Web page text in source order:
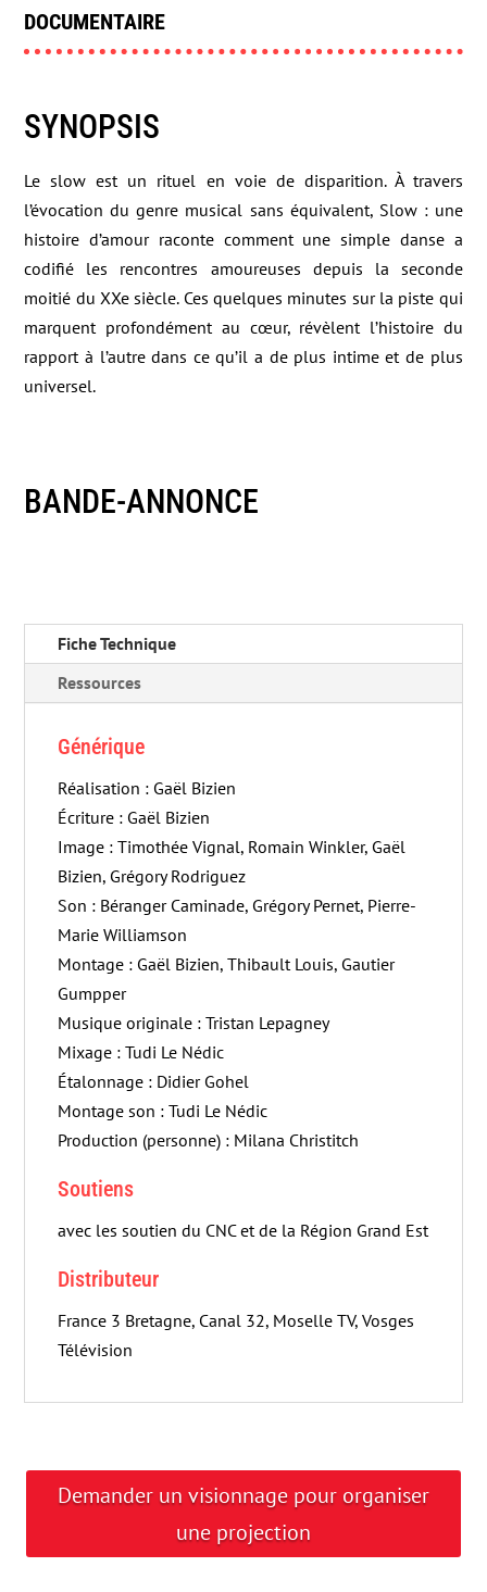
DOCUMENTAIRE
SYNOPSIS
Le slow est un rituel en voie de disparition. À travers
l’évocation du genre musical sans équivalent, Slow : une
histoire d’amour raconte comment une simple danse a
codifié les rencontres amoureuses depuis la seconde
moitié du XXe siècle. Ces quelques minutes sur la piste qui
marquent profondément au cœur, révèlent l’histoire du
rapport à l’autre dans ce qu’il a de plus intime et de plus
universel.
BANDE-ANNONCE
Fiche Technique
Ressources
Générique
Réalisation : Gaël Bizien
Écriture : Gaël Bizien
Image : Timothée Vignal, Romain Winkler, Gaël
Bizien, Grégory Rodriguez
Son : Béranger Caminade, Grégory Pernet, Pierre-
Marie Williamson
Montage : Gaël Bizien, Thibault Louis, Gautier
Gumpper
Musique originale : Tristan Lepagney
Mixage : Tudi Le Nédic
Étalonnage : Didier Gohel
Montage son : Tudi Le Nédic
Production (personne) : Milana Christitch
Soutiens
avec les soutien du CNC et de la Région Grand Est
Distributeur
France 3 Bretagne, Canal 32, Moselle TV, Vosges
Télévision
Demander un visionnage pour organiser
une projection